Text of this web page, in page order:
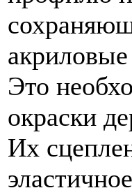
Это
окраски
Их